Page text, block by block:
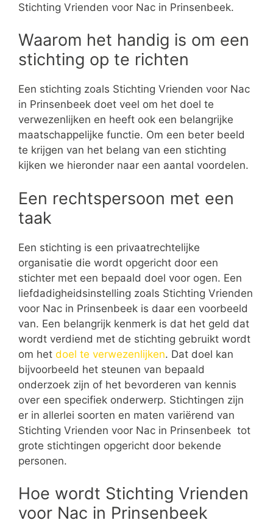
Stichting Vrienden voor Nac in Prinsenbeek.
Waarom het handig is om een
stichting op te richten
Een stichting zoals Stichting Vrienden voor Nac
in Prinsenbeek doet veel om het doel te
verwezenlijken en heeft ook een belangrijke
maatschappelijke functie. Om een beter beeld
te krijgen van het belang van een stichting
kijken we hieronder naar een aantal voordelen.
Een rechtspersoon met een
taak
Een stichting is een privaatrechtelijke
organisatie die wordt opgericht door een
stichter met een bepaald doel voor ogen. Een
liefdadigheidsinstelling zoals Stichting Vrienden
voor Nac in Prinsenbeek is daar een voorbeeld
van. Een belangrijk kenmerk is dat het geld dat
wordt verdiend met de stichting gebruikt wordt
om het doel te verwezenlijken. Dat doel kan
bijvoorbeeld het steunen van bepaald
onderzoek zijn of het bevorderen van kennis
over een specifiek onderwerp. Stichtingen zijn
er in allerlei soorten en maten variërend van
Stichting Vrienden voor Nac in Prinsenbeek tot
grote stichtingen opgericht door bekende
personen.
Hoe wordt Stichting Vrienden
voor Nac in Prinsenbeek